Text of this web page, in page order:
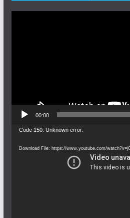
00:00
Video
Code 150: Unknown error.
Download File: https://www.youtube.com/